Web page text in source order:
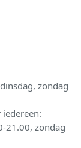
zondag
21.00, zondag